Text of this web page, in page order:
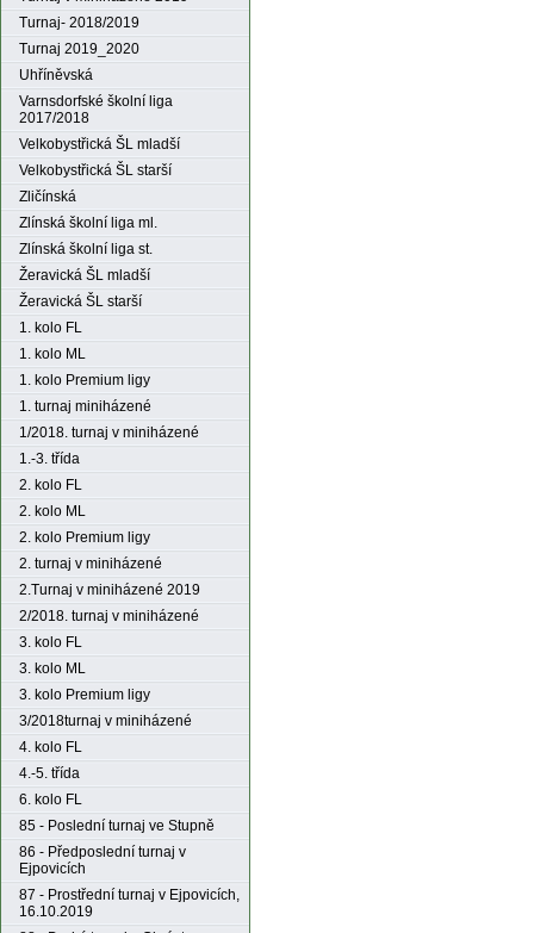
Turnaj- 2018/2019
Turnaj 2019_2020
Uhříněvská
Varnsdorfské školní liga
2017/2018
Velkobystřická ŠL mladší
Velkobystřická ŠL starší
Zličínská
Zlínská školní liga ml.
Zlínská školní liga st.
Žeravická ŠL mladší
Žeravická ŠL starší
1. kolo FL
1. kolo ML
1. kolo Premium ligy
1. turnaj miniházené
1/2018. turnaj v miniházené
1.-3. třída
2. kolo FL
2. kolo ML
2. kolo Premium ligy
2. turnaj v miniházené
2.Turnaj v miniházené 2019
2/2018. turnaj v miniházené
3. kolo FL
3. kolo ML
3. kolo Premium ligy
3/2018turnaj v miniházené
4. kolo FL
4.-5. třída
6. kolo FL
85 - Poslední turnaj ve Stupně
86 - Předposlední turnaj v
Ejpovicích
87 - Prostřední turnaj v Ejpovicích,
16.10.2019